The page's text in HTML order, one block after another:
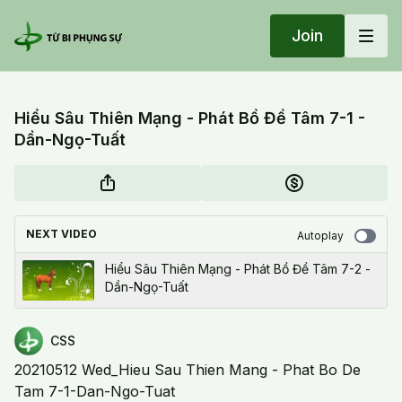
Join
Hiểu Sâu Thiên Mạng - Phát Bồ Đề Tâm 7-1 -
Dần-Ngọ-Tuất
NEXT VIDEO Autoplay
Hiểu Sâu Thiên Mạng - Phát Bồ Đề Tâm 7-2 -
Dần-Ngọ-Tuất
CSS
20210512 Wed_Hieu Sau Thien Mang - Phat Bo De
Tam 7-1-Dan-Ngo-Tuat